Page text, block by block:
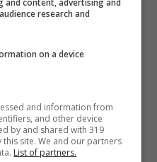
ha visto in
quali l’uso di
così come una
Questa
pavimento tramite
and content, advertising and
research and
on a device
and information from
and other device
by and shared with 319
site. We and our partners
List of partners.